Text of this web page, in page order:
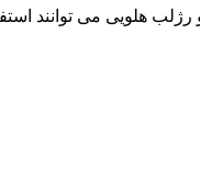
هلویی می توانند